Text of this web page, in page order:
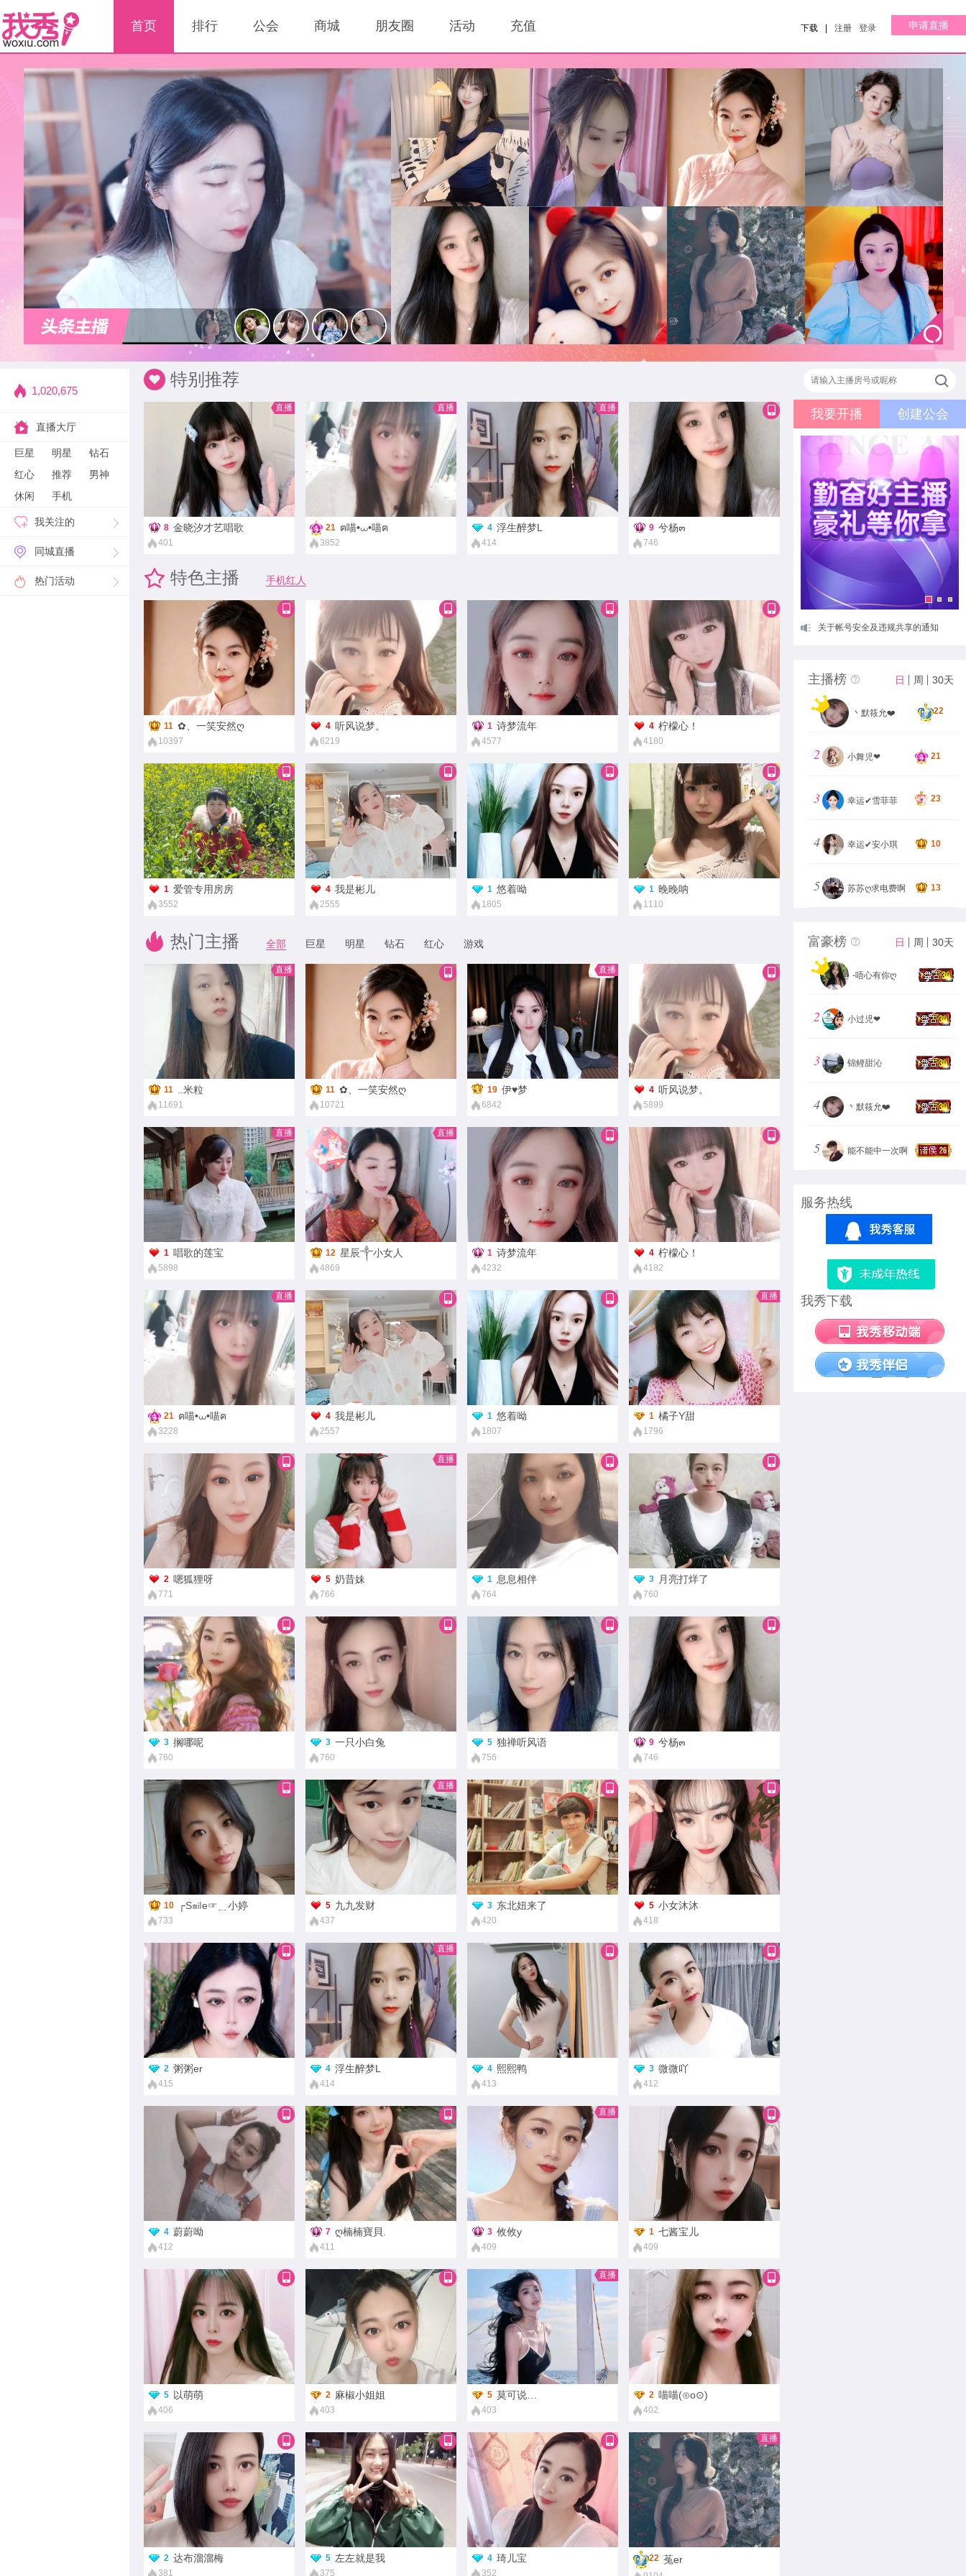
首页 排行 公会 商城 朋友圈 活动 充值 登录
注册
下载 申请直播
为你痴迷为你狂 伊♥梦 ✿、一笑安然ღ 二萌求支持
ฅ喵•⩊•喵ฅ
我要挨饿了 Ｌヾ李佳倩、
1,020,675
直播大厅
巨星 明星
钻石
红心
推荐
男神
休闲
手机
我关注的
同城直播
热门活动
特别推荐
8 金晓汐才艺唱歌
401
直播
21 ฅ喵•⩊•喵ฅ
3852
直播
4 浮生醉梦L
414
直播
9 兮杨๓
746
6517
特色主播 手机红人
11 ✿、一笑安然ღ
10397
4 听风说梦。
6219
1 诗梦流年
4577
4 柠檬心！
4180
1 爱管专用房房
3552
4 我是彬儿
2555
1 悠着呦
1805
1 晚晚呐
1110
10 ┌S㏕e☞﹎小婷
1078
嗯狐狸呀
770
热门主播 全部 巨星 明星 钻石 红心 游戏
11 ..米粒
11691
直播
11 ✿、一笑安然ღ
10721
19 伊♥梦
6842
直播
4 听风说梦。
5899
1 唱歌的莲宝
5898
直播
12 星辰༒小女人
4869
直播
1 诗梦流年
4232
4 柠檬心！
4182
21 ฅ喵•⩊•喵ฅ
3228
直播
4 我是彬儿
2557
1 悠着呦
1807
1 橘子Y甜
1796
直播
2 嗯狐狸呀
771
5 奶昔妹
766
直播
1 息息相伴
764
3 月亮打烊了
760
3 搁哪呢
760
3 一只小白兔
760
5 独禅听风语
756
9 兮杨๓
746
10 ┌S㏕e☞﹎小婷
733
5 九九发财
437
直播
3 东北妞来了
420
5 小女沐沐
418
2 粥粥er
415
4 浮生醉梦L
414
直播
4 熙熙鸭
413
3 微微吖
412
4 蔚蔚呦
412
7 ღ楠楠寶貝.
411
3 攸攸y
409
直播
1 七酱宝儿
409
5 以萌萌
406
2 麻椒小姐姐
403
5 莫可说…
403
直播
2 喵喵(⊙o⊙)
402
2 达布溜溜梅
381
5 左左就是我
375
4 琦儿宝
352
22 菟er
直播
我要开播 创建公会
关于帐号安全及违规共享的通知
主播榜 日 周 30天
丶默筱允❤️ 22
2 小舞児❤ 21
3 幸运✔雪菲菲 23
4 幸运✔安小琪 10
5 苏苏ღ求电费啊 13
富豪榜 日 周 30天
-唔心有你ღ
2 小过児❤
3 锦鲤甜沁
4 丶默筱允❤️
5 能不能中一次啊
服务热线
我秀下载